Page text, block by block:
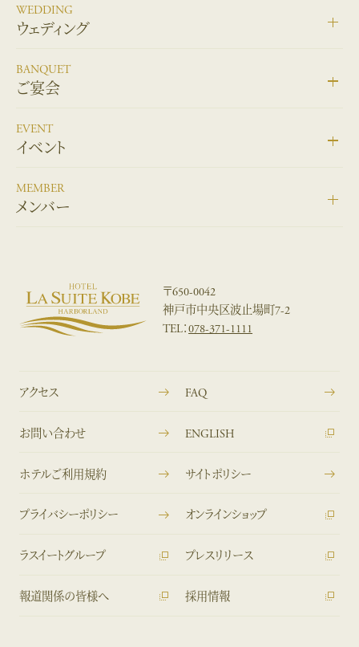
WEDDING
ウェディング
BANQUET
ご宴会
EVENT
イベント
MEMBER
メンバー
〒650-0042
神戸市中央区波止場町7-2
TEL：078-371-1111
アクセス FAQ
お問い合わせ ENGLISH
ホテルご利用規約 サイトポリシー
プライバシーポリシー オンラインショップ
ラスイートグループ プレスリリース
報道関係の皆様へ 採用情報